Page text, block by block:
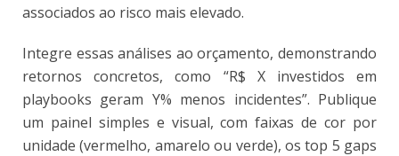
associados ao risco mais elevado.
Integre essas análises ao orçamento, demonstrando
retornos concretos, como “R$ X investidos em
playbooks geram Y% menos incidentes”. Publique
um painel simples e visual, com faixas de cor por
unidade (vermelho, amarelo ou verde), os top 5 gaps